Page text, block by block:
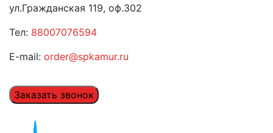
ул.Гражданская 119, оф.302
Тел: 88007076594
E-mail: order@spkamur.ru
Заказать звонок